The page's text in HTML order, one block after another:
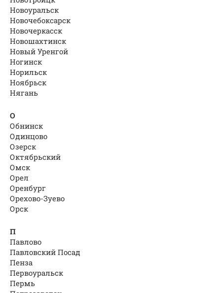
Новоуральск
Новочебоксарск
Новочеркасск
Новошахтинск
Новый Уренгой
Ногинск
Норильск
Ноябрьск
Нягань
О
Обнинск
Одинцово
Озерск
Октябрьский
Омск
Орел
Оренбург
Орехово-Зуево
Орск
П
Павлово
Павловский Посад
Пенза
Первоуральск
Пермь